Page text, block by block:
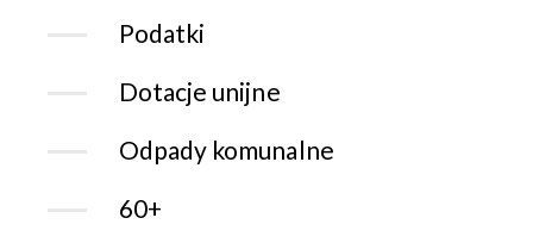
Podatki
Dotacje unijne
Odpady komunalne
60+